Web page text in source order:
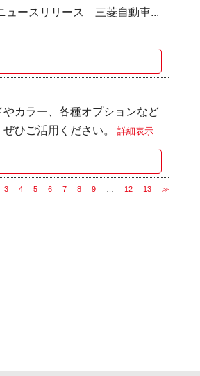
ュースリリース 三菱自動車...
カラー、各種オプションなど
ひご活用ください。 詳細表示
3 4 5 6 7 8 9 12 13 ≫